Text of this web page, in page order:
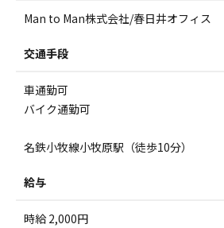
Man to Man株式会社/春日井オフィス
交通手段
車通勤可
バイク通勤可
名鉄小牧線小牧原駅（徒歩10分）
給与
時給 2,000円